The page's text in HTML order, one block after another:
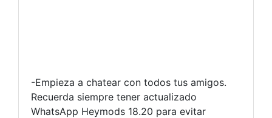
-Empieza a chatear con todos tus amigos.
Recuerda siempre tener actualizado
WhatsApp Heymods 18.20 para evitar